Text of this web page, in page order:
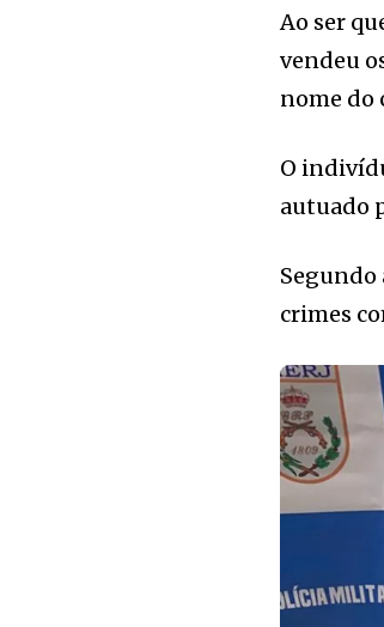
Ao ser
vendeu
nome do
O
autuado
Segundo
crimes